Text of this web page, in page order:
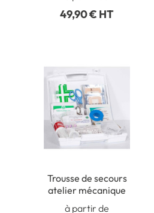
49,90 € HT
Trousse de secours
atelier mécanique
à partir de